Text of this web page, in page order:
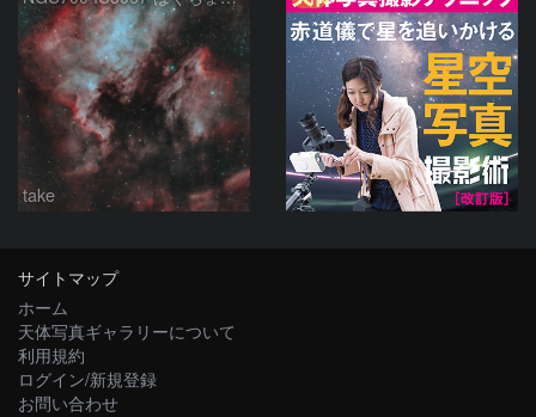
take
サイトマップ
ホーム
天体写真ギャラリーについて
利用規約
ログイン/新規登録
お問い合わせ